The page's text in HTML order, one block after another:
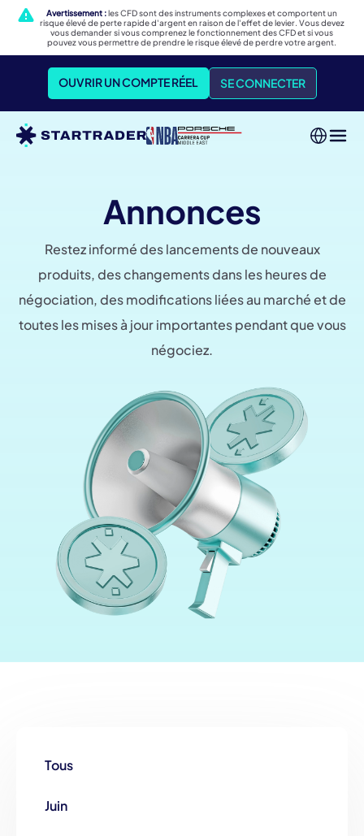
Avertissement :les CFD sont des instruments complexes et comportent un
risque élevé de perte rapide d'argent en raison de l'effet de levier. Vous devez
vous demander si vous comprenez le fonctionnement des CFD et si vous
pouvez vous permettre de prendre le risque élevé de perdre votre argent.
OUVRIR UN COMPTE RÉEL SE CONNECTER
Annonces
Restez informé des lancements de nouveaux
produits, des changements dans les heures de
négociation, des modifications liées au marché et de
toutes les mises à jour importantes pendant que vous
négociez.
Tous
Juin